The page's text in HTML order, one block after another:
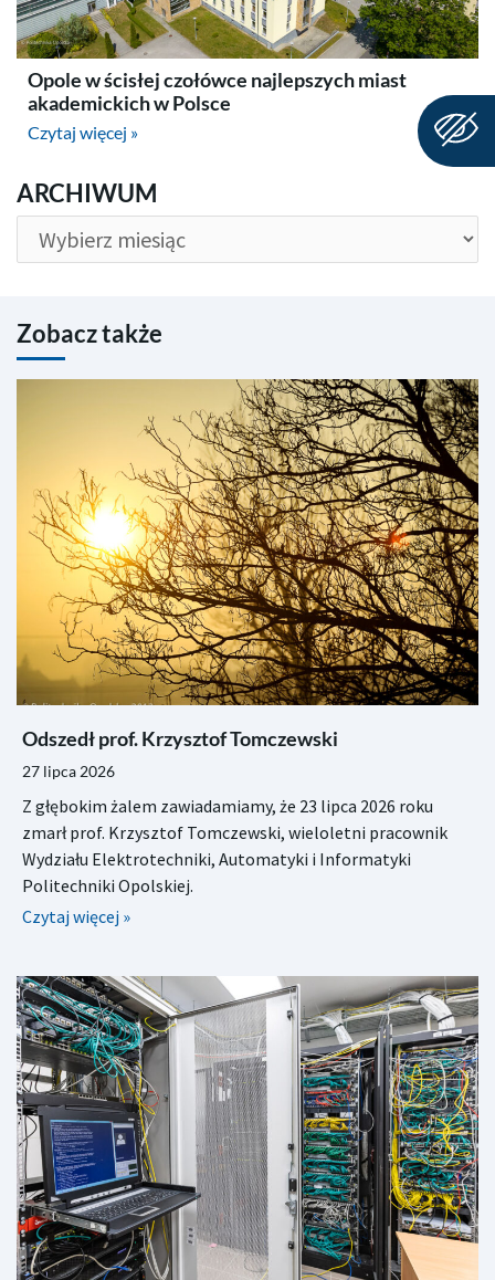
Opole w ścisłej czołówce najlepszych miast
akademickich w Polsce
Czytaj więcej »
ARCHIWUM
ARCHIWUM
Zobacz także
Odszedł prof. Krzysztof Tomczewski
27 lipca 2026
Z głębokim żalem zawiadamiamy, że 23 lipca 2026 roku
zmarł prof. Krzysztof Tomczewski, wieloletni pracownik
Wydziału Elektrotechniki, Automatyki i Informatyki
Politechniki Opolskiej.
Czytaj więcej »